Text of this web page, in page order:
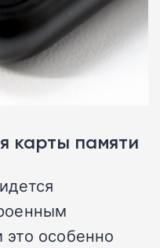
карты памяти
особенно